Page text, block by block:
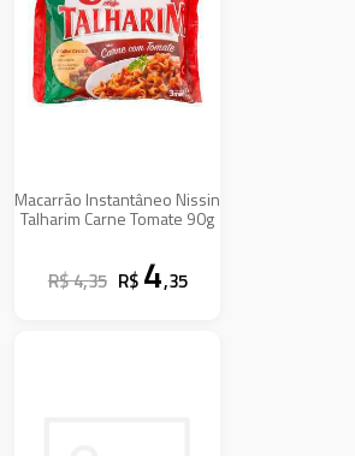
Macarrão Instantâneo Nissin
Talharim Carne Tomate 90g
R$ 4,35 R$ 4,35